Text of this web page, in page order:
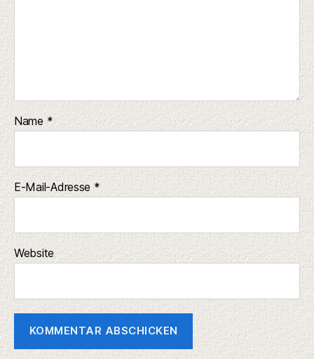
Name *
E-Mail-Adresse *
Website